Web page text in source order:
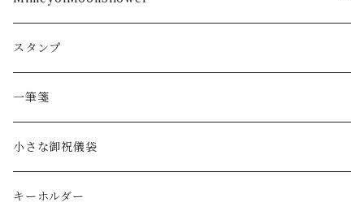
内袋
ピアス
イヤリング
ヘアアクセサリー
ノンホールピアス
スタンプ
一筆箋
小さな御祝儀袋
キーホルダー